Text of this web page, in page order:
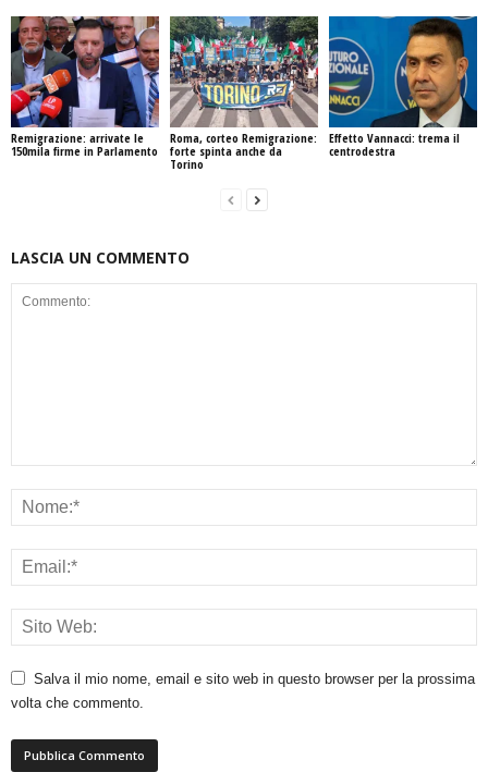
Remigrazione: arrivate le
150mila firme in Parlamento
Roma, corteo Remigrazione:
forte spinta anche da
Torino
Effetto Vannacci: trema il
centrodestra
LASCIA UN COMMENTO
Salva il mio nome, email e sito web in questo browser per la prossima
volta che commento.